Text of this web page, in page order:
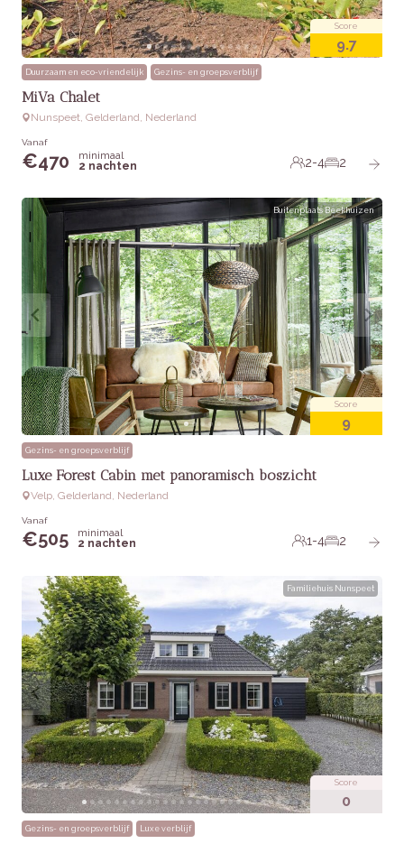
Score
9.7
Duurzaam en eco-vriendelijk Gezins- en groepsverblijf
MiVa Chalet
Nunspeet, Gelderland, Nederland
Vanaf
€470
minimaal
2 nachten
2-4 2
Buitenplaats Beekhuizen
Score
9
Gezins- en groepsverblijf
Luxe Forest Cabin met panoramisch boszicht
Velp, Gelderland, Nederland
Vanaf
€505
minimaal
2 nachten
1-4 2
Familiehuis Nunspeet
Score
0
Gezins- en groepsverblijf Luxe verblijf